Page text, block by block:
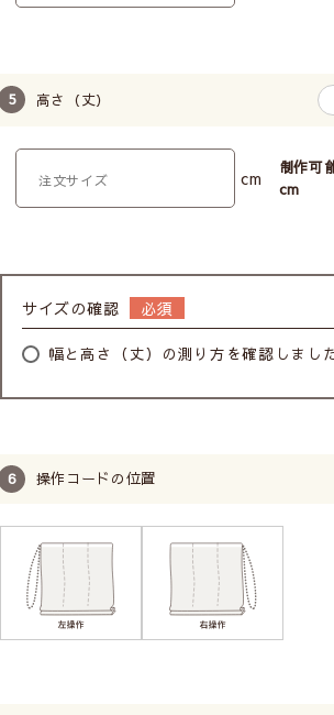
高さ（丈）
cm
制作可
cm
サイズの確認
幅と高さ（丈）の測り方を確認しまし
操作コードの位置